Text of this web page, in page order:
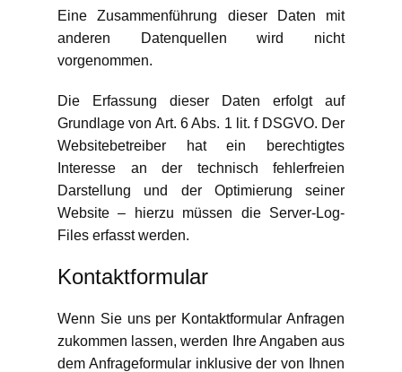
Eine Zusammenführung dieser Daten mit
anderen Datenquellen wird nicht
vorgenommen.
Die Erfassung dieser Daten erfolgt auf
Grundlage von Art. 6 Abs. 1 lit. f DSGVO. Der
Websitebetreiber hat ein berechtigtes
Interesse an der technisch fehlerfreien
Darstellung und der Optimierung seiner
Website – hierzu müssen die Server-Log-
Files erfasst werden.
Kontaktformular
Wenn Sie uns per Kontaktformular Anfragen
zukommen lassen, werden Ihre Angaben aus
dem Anfrageformular inklusive der von Ihnen